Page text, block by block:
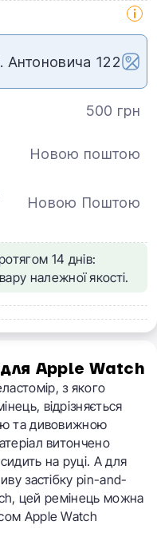
Антоновича 122
500 грн
Новою поштою
Новою Поштою
14 днів:
належної якості.
Apple Watch​
з якого
відрізняється
та дивовижною
витончено
на руці. А для
застібку pin-and-
цей ремінець можна
Apple Watch